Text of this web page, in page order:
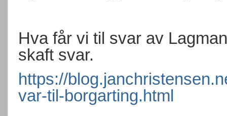
Hva får vi til svar av
skaft svar.
https://
var-til-borgarting.html